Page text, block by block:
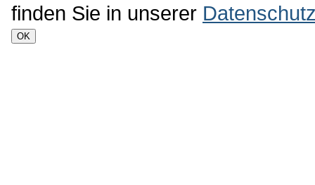
finden Sie in unserer
OK